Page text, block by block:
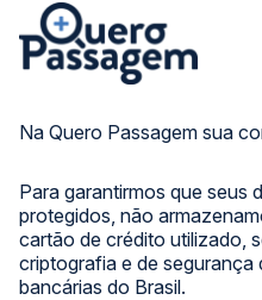
Na Quero Passagem sua
Para garantirmos que seus
protegidos, não
cartão de crédito utilizado,
criptografia e de segurança
bancárias do Brasil.